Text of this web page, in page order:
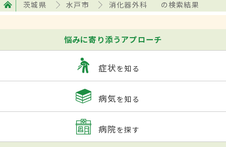
茨城県 水戸市 消化器外科 の検索結果
悩みに寄り添うアプローチ
症状を知る
病気を知る
病院を探す